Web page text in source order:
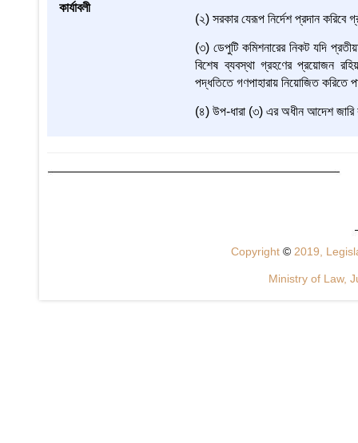
কার্যাবলী
(২) সরকার যেরূপ নির্দেশ প্রদান
(৩) ডেপুটি কমিশনারের নিকট যদি
বিশেষ ব্যবস্থা গ্রহণের প্রয়োজন
পদ্ধতিতে গণপাহারায় নিয়োজিত করিতে
(৪) উপ-ধারা (৩) এর অধীন আদেশ জারি
Copyright © 2019,
Ministry of Law,